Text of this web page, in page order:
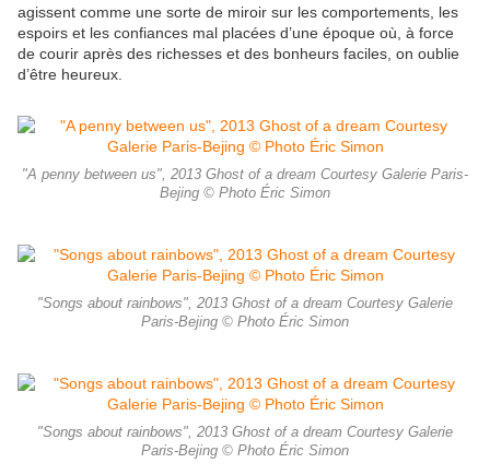
agissent comme une sorte de miroir sur les comportements, les
espoirs et les confiances mal placées d’une époque où, à force
de courir après des richesses et des bonheurs faciles, on oublie
d’être heureux.
"A penny between us", 2013 Ghost of a dream Courtesy Galerie Paris-
Bejing © Photo Éric Simon
"Songs about rainbows", 2013 Ghost of a dream Courtesy Galerie
Paris-Bejing © Photo Éric Simon
"Songs about rainbows", 2013 Ghost of a dream Courtesy Galerie
Paris-Bejing © Photo Éric Simon